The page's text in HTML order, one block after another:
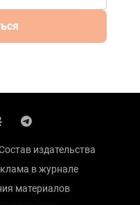
издательства
в журнале
материалов